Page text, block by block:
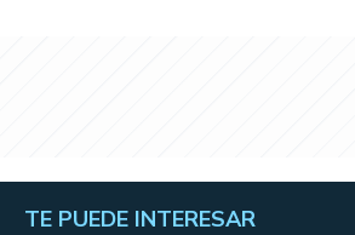
TE PUEDE INTERESAR